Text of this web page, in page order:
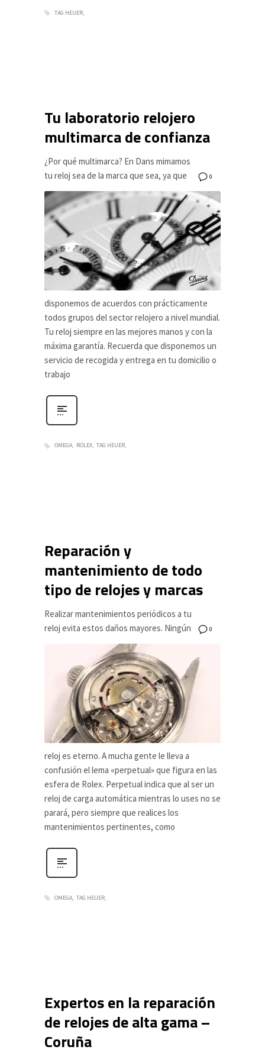
TAG HEUER
Tu laboratorio relojero
multimarca de confianza
0
¿Por qué multimarca? En Dans mimamos
tu reloj sea de la marca que sea, ya que
disponemos de acuerdos con prácticamente
todos grupos del sector relojero a nivel mundial.
Tu reloj siempre en las mejores manos y con la
máxima garantía. Recuerda que disponemos un
servicio de recogida y entrega en tu domicilio o
trabajo
OMEGA ROLEX TAG HEUER
Reparación y
mantenimiento de todo
tipo de relojes y marcas
0
Realizar mantenimientos periódicos a tu
reloj evita estos daños mayores. Ningún
reloj es eterno. A mucha gente le lleva a
confusión el lema «perpetual» que figura en las
esfera de Rolex. Perpetual indica que al ser un
reloj de carga automática mientras lo uses no se
parará, pero siempre que realices los
mantenimientos pertinentes, como
OMEGA TAG HEUER
Expertos en la reparación
de relojes de alta gama –
Coruña